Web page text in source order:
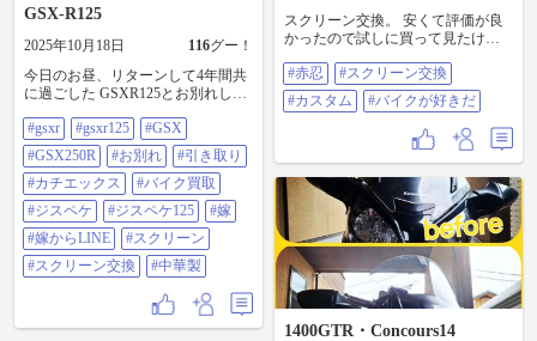
GSX-R125
2025年10月18日 116グー！
今日のお昼、リターンして4年間共
に過ごした GSXR125とお別れしま
げに来られるのが正午。 今運良く
現場が地元の宇治だったので、 一
旦現場から家へ戻りミニペケ君を
ガレージから 出し業者待ち。 写真
① 業者が来られ渡さないいけない
必要書類など 手続きして積み込
み。 旅立って行きました。 ネット
でバイク買取で『カチエックス』
て所に 買取見積もりして貰い最終
買取金額¥108500 になりました。
ちなみにバイク買った店でのミニ
ペケの買取金額は 頑張って¥30000
#gsxr #gsxr125
#GSX
#GSX250R
#お別れ
#引き取り
#カチエックス
#バイク買取
#ジスペケ
#ジスペケ125
#嫁
#嫁からLINE
#スクリーン
#スクリーン交換
#中華製
スクリーン交換。 安くて評価が良
かったので試しに買って見たけど
し、なかなかいい感じかな‼️ #赤忍
#スクリーン交換 #カスタム #バイ
クが好きだ
#赤忍
#スクリーン交換
#カスタム
#バイクが好きだ
1400GTR・Concours14